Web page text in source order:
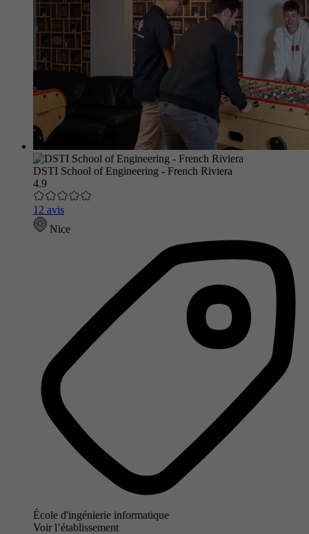
DSTI School of Engineering - French Riviera
4.9
12 avis
Nice
École d'ingénierie informatique
Voir l’établissement